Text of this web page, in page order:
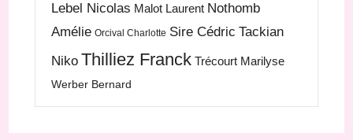
Lebel Nicolas Malot Laurent Nothomb
Amélie Orcival Charlotte Sire Cédric Tackian
Niko Thilliez Franck Trécourt Marilyse
Werber Bernard